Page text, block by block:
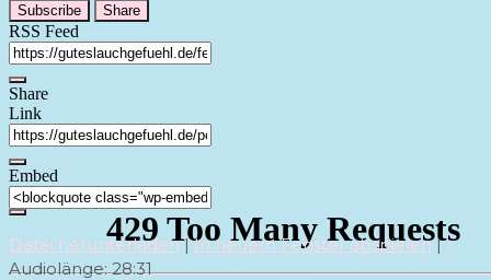
Subscribe Share
RSS Feed
Share
Link
Embed
Datei herunterladen|In neuem Fenster abspielen|
Audiolänge: 28:31